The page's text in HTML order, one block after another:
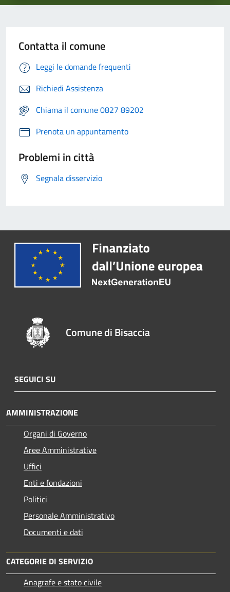
Contatta il comune
Leggi le domande frequenti
Richiedi Assistenza
Chiama il comune 0827 89202
Prenota un appuntamento
Problemi in città
Segnala disservizio
Comune di Bisaccia
SEGUICI SU
AMMINISTRAZIONE
Organi di Governo
Aree Amministrative
Uffici
Enti e fondazioni
Politici
Personale Amministrativo
Documenti e dati
CATEGORIE DI SERVIZIO
Anagrafe e stato civile